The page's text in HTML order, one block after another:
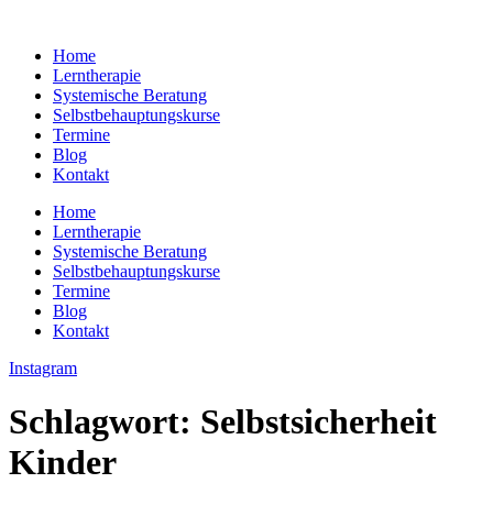
springenHome
Lerntherapie
Systemische Beratung
Selbstbehauptungskurse
Termine
Blog
Kontakt
Home
Lerntherapie
Systemische Beratung
Selbstbehauptungskurse
Termine
Blog
Kontakt
Instagram
Schlagwort: Selbstsicherheit
Kinder